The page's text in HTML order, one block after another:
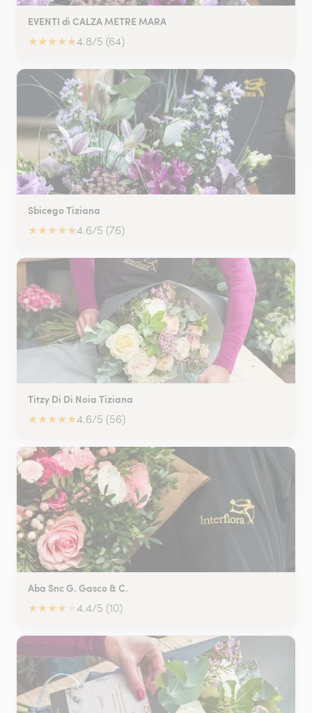
EVENTI di CALZA METRE MARA
★★★★★4.8/5 (64)
Sbicego Tiziana
★★★★★4.6/5 (76)
Titzy Di Di Noia Tiziana
★★★★★4.6/5 (56)
Aba Snc G. Gasco & C.
★★★★ 4.4/5 (10)